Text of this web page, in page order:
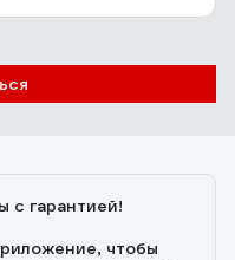
с гарантией!
чтобы